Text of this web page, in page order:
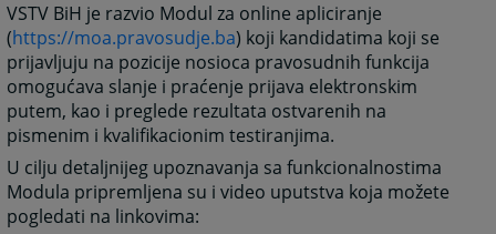
VSTV BiH je razvio Modul za online apliciranje
(https://moa.pravosudje.ba) koji kandidatima koji se
prijavljuju na pozicije nosioca pravosudnih funkcija
omogućava slanje i praćenje prijava elektronskim
putem, kao i preglede rezultata ostvarenih na
pismenim i kvalifikacionim testiranjima.
U cilju detaljnijeg upoznavanja sa funkcionalnostima
Modula pripremljena su i video uputstva koja možete
pogledati na linkovima: